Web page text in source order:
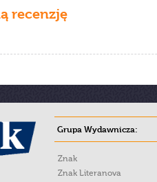
recenzję
Grupa Wydawnicza:
Znak
Znak Literanova